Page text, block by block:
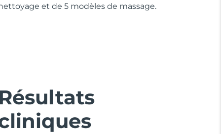
et de 5 modèles de massage.